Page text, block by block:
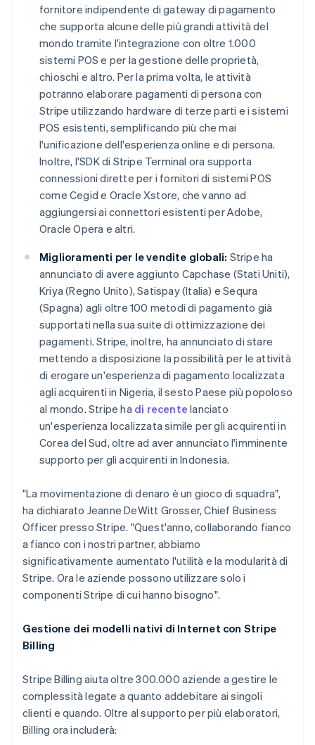
fornitore indipendente di gateway di pagamento
che supporta alcune delle più grandi attività del
mondo tramite l'integrazione con oltre 1.000
sistemi POS e per la gestione delle proprietà,
chioschi e altro. Per la prima volta, le attività
potranno elaborare pagamenti di persona con
Stripe utilizzando hardware di terze parti e i sistemi
POS esistenti, semplificando più che mai
l'unificazione dell'esperienza online e di persona.
Inoltre, l'SDK di Stripe Terminal ora supporta
connessioni dirette per i fornitori di sistemi POS
come Cegid e Oracle Xstore, che vanno ad
aggiungersi ai connettori esistenti per Adobe,
Oracle Opera e altri.
Miglioramenti per le vendite globali: Stripe ha
annunciato di avere aggiunto Capchase (Stati Uniti),
Kriya (Regno Unito), Satispay (Italia) e Sequra
(Spagna) agli oltre 100 metodi di pagamento già
supportati nella sua suite di ottimizzazione dei
pagamenti. Stripe, inoltre, ha annunciato di stare
mettendo a disposizione la possibilità per le attività
di erogare un'esperienza di pagamento localizzata
agli acquirenti in Nigeria, il sesto Paese più popoloso
al mondo. Stripe ha di recente lanciato
un'esperienza localizzata simile per gli acquirenti in
Corea del Sud, oltre ad aver annunciato l'imminente
supporto per gli acquirenti in Indonesia.
"La movimentazione di denaro è un gioco di squadra",
ha dichiarato Jeanne DeWitt Grosser, Chief Business
Officer presso Stripe. "Quest'anno, collaborando fianco
a fianco con i nostri partner, abbiamo
significativamente aumentato l'utilità e la modularità di
Stripe. Ora le aziende possono utilizzare solo i
componenti Stripe di cui hanno bisogno".
Gestione dei modelli nativi di Internet con Stripe
Billing
Stripe Billing aiuta oltre 300.000 aziende a gestire le
complessità legate a quanto addebitare ai singoli
clienti e quando. Oltre al supporto per più elaboratori,
Billing ora includerà: